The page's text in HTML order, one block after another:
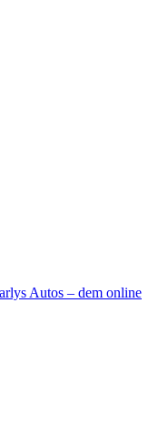
interaktiv
Autos – dem online